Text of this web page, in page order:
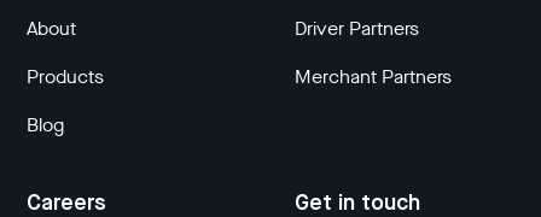
About
Products
Blog
Driver Partners
Merchant Partners
Careers Get in touch